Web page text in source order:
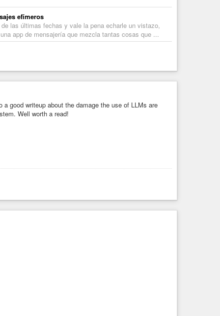
efímeros
las últimas fechas y vale la pena echarle un vistazo,
app de mensajería que mezcla tantas cosas que ...
a good writeup about the damage the use of LLMs are
Well worth a read!